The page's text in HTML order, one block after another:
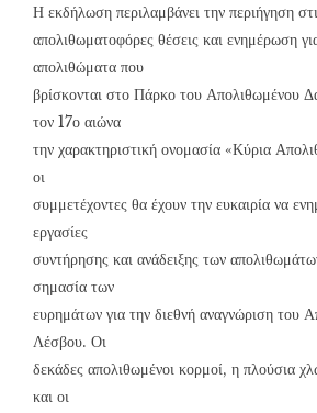
Η εκδήλωση περιλαμβάνει την περιήγηση
απολιθωματοφόρες θέσεις και ενημέρωση
απολιθώματα που
βρίσκονται στο Πάρκο του Απολιθωμένου
τον 17ο αιώνα
την χαρακτηριστική ονομασία «Κύρια
οι
συμμετέχοντες θα έχουν την ευκαιρία να
εργασίες
συντήρησης και ανάδειξης των
σημασία των
ευρημάτων για την διεθνή αναγνώριση του
Λέσβου. Οι
δεκάδες απολιθωμένοι κορμοί, η πλούσια
και οι